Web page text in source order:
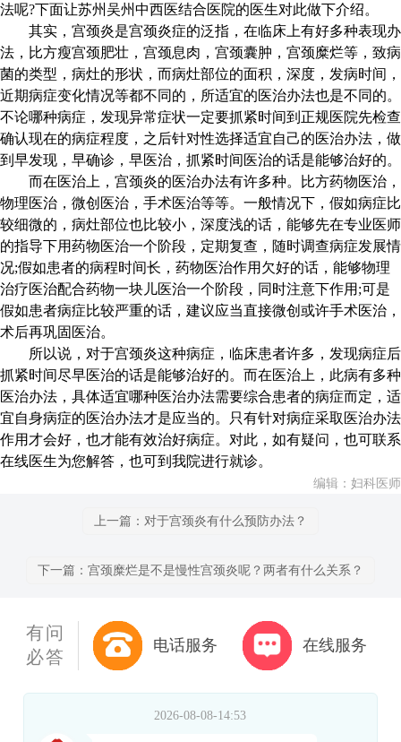
法呢?下面让苏州吴州中西医结合医院的医生对此做下介绍。
其实，宫颈炎是宫颈炎症的泛指，在临床上有好多种表现办
法，比方瘦宫颈肥壮，宫颈息肉，宫颈囊肿，宫颈糜烂等，致病
菌的类型，病灶的形状，而病灶部位的面积，深度，发病时间，
近期病症变化情况等都不同的，所适宜的医治办法也是不同的。
不论哪种病症，发现异常症状一定要抓紧时间到正规医院先检查
确认现在的病症程度，之后针对性选择适宜自己的医治办法，做
到早发现，早确诊，早医治，抓紧时间医治的话是能够治好的。
而在医治上，宫颈炎的医治办法有许多种。比方药物医治，
物理医治，微创医治，手术医治等等。一般情况下，假如病症比
较细微的，病灶部位也比较小，深度浅的话，能够先在专业医师
的指导下用药物医治一个阶段，定期复查，随时调查病症发展情
况;假如患者的病程时间长，药物医治作用欠好的话，能够物理
治疗医治配合药物一块儿医治一个阶段，同时注意下作用;可是
假如患者病症比较严重的话，建议应当直接微创或许手术医治，
术后再巩固医治。
所以说，对于宫颈炎这种病症，临床患者许多，发现病症后
抓紧时间尽早医治的话是能够治好的。而在医治上，此病有多种
医治办法，具体适宜哪种医治办法需要综合患者的病症而定，适
宜自身病症的医治办法才是应当的。只有针对病症采取医治办法
作用才会好，也才能有效治好病症。对此，如有疑问，也可联系
在线医生为您解答，也可到我院进行就诊。
编辑：妇科医师
上一篇：对于宫颈炎有什么预防办法？
下一篇：宫颈糜烂是不是慢性宫颈炎呢？两者有什么关系？
有问
必答
电话服务 在线服务
2026-08-08-14:53